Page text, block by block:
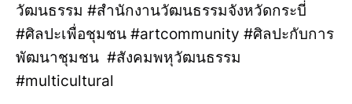
วัฒนธรรม #สำนักงานวัฒนธรรมจังหวัดกระบี่
#ศิลปะเพื่อชุมชน #artcommunity #ศิลปะกับการ
พัฒนาชุมชน #สังคมพหุวัฒนธรรม
#multicultural